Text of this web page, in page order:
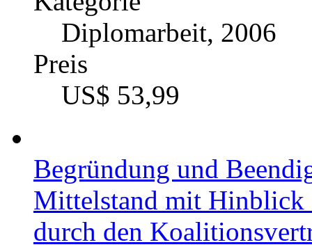
Diplomarbeit, 2006
Preis
US$ 53,99
Begründung und
Mittelstand mit Hinblick
durch den